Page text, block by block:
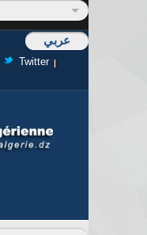
عربي
Twitter